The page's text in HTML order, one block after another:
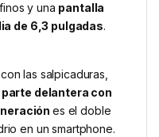
y una pantalla
de 6,3 pulgadas.
las salpicaduras,
parte delantera con
es el doble
en un smartphone.